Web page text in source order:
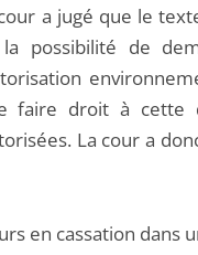
a jugé que le
possibilité de
faire droit à cette
La cour a
en cassation dans